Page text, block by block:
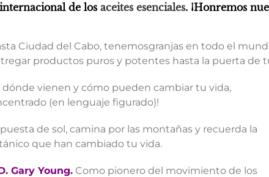
de los aceites esenciales. ¡Honremos
Ciudad del Cabo, tenemosgranjas en todo el
productos puros y potentes hasta la puerta de
dónde vienen y cómo pueden cambiar tu vida,
(en lenguaje figurado)!
de sol, camina por las montañas y recuerda la
que han cambiado tu vida.
Gary Young. Como pionero del movimiento de los